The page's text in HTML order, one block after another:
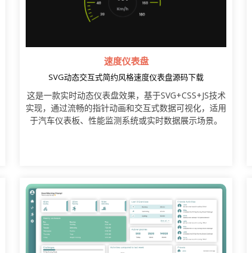
速度仪表盘
SVG动态交互式简约风格速度仪表盘源码下载
这是一款实时动态仪表盘效果，基于SVG+CSS+JS技术
实现，通过流畅的指针动画和交互式数据可视化，适用
于汽车仪表板、性能监测系统或实时数据展示场景。